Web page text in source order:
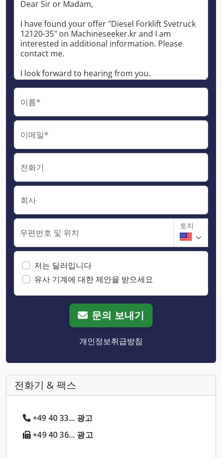
이름*
이메일*
전화기
회사
우편번호 및 위치
토지
저는 딜러입니다
유사 기계에 대한 제안을 받으세요
문의 보내기
개인정보취급방침
전화기 & 팩스
+49 40 33... 광고
+49 40 36... 광고